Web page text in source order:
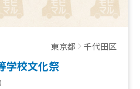
東京都 千代田区
学校文化祭